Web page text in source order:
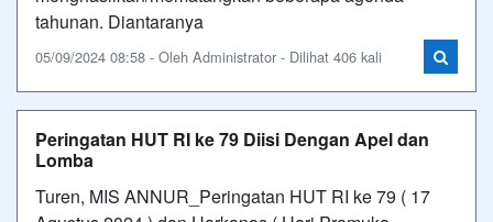
tahunan. Diantaranya
05/09/2024 08:58 - Oleh Administrator - Dilihat 406 kali
Peringatan HUT RI ke 79 Diisi Dengan Apel dan
Lomba
Turen, MIS ANNUR_Peringatan HUT RI ke 79 ( 17